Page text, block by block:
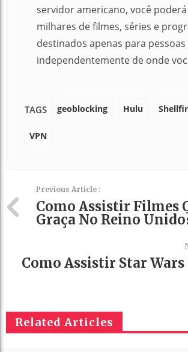
servidor americano, você
milhares de filmes, séries e
destinados apenas para
independentemente de onde
TAGS geoblocking Hulu
VPN
Previous Article :
Como Assistir Filmes
Graça No Reino
Como Assistir Star
Related Articles